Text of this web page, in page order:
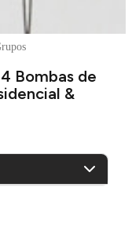
Bombas de
&